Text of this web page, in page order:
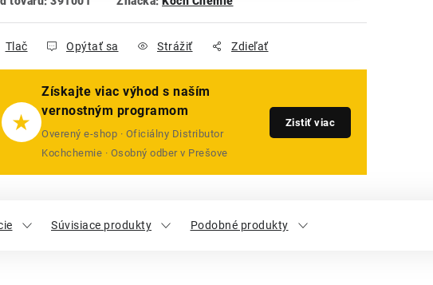
Tlač Opýtať sa Strážiť Zdieľať
★
Získajte viac výhod s naším
vernostným programom
Overený e-shop · Oficiálny Distributor
Kochchemie · Osobný odber v Prešove
Zistiť viac
Súvisiace produkty Podobné produkty